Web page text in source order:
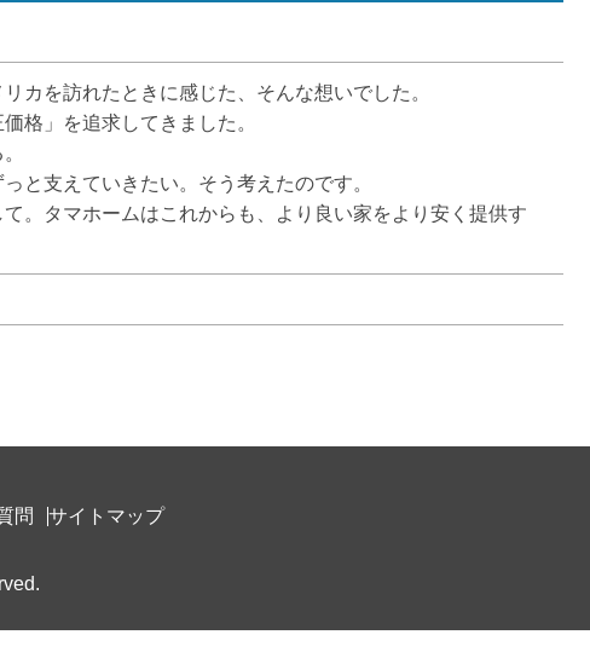
カを訪れたときに感じた、そんな想いでした。
格」を追求してきました。
と支えていきたい。そう考えたのです。
。タマホームはこれからも、より良い家をより安く提供す
問 サイトマップ